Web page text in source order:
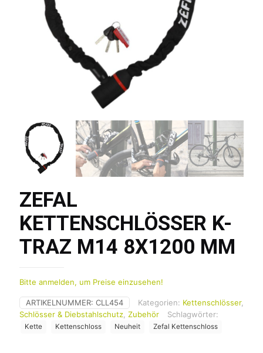
ZEFAL
KETTENSCHLÖSSER K-
TRAZ M14 8X1200 MM
Bitte anmelden, um Preise einzusehen!
ARTIKELNUMMER: CLL454 Kategorien: Kettenschlösser,
Schlösser & Diebstahlschutz Zubehör Schlagwörter:
Kette Kettenschloss Neuheit Zefal Kettenschloss